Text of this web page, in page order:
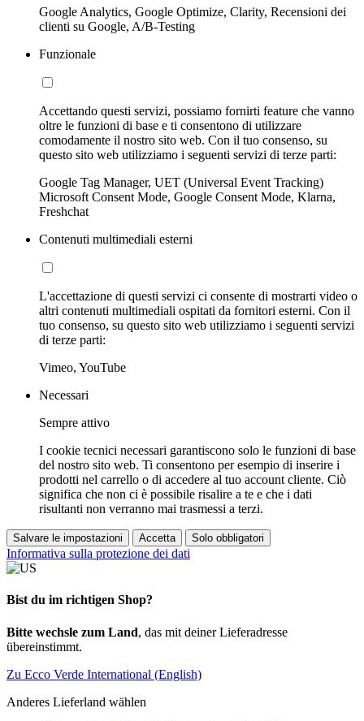
Google Analytics, Google Optimize, Clarity, Recensioni dei
clienti su Google, A/B-Testing
Funzionale
Accettando questi servizi, possiamo fornirti feature che vanno
oltre le funzioni di base e ti consentono di utilizzare
comodamente il nostro sito web. Con il tuo consenso, su
questo sito web utilizziamo i seguenti servizi di terze parti:
Google Tag Manager, UET (Universal Event Tracking)
Microsoft Consent Mode, Google Consent Mode, Klarna,
Freshchat
Contenuti multimediali esterni
L'accettazione di questi servizi ci consente di mostrarti video o
altri contenuti multimediali ospitati da fornitori esterni. Con il
tuo consenso, su questo sito web utilizziamo i seguenti servizi
di terze parti:
Vimeo, YouTube
Necessari
Sempre attivo
I cookie tecnici necessari garantiscono solo le funzioni di base
del nostro sito web. Ti consentono per esempio di inserire i
prodotti nel carrello o di accedere al tuo account cliente. Ciò
significa che non ci è possibile risalire a te e che i dati
risultanti non verranno mai trasmessi a terzi.
Salvare le impostazioni Accetta Solo obbligatori
Informativa sulla protezione dei dati
Bist du im richtigen Shop?
Bitte wechsle zum Land, das mit deiner Lieferadresse
übereinstimmt.
Zu Ecco Verde International (English)
Anderes Lieferland wählen